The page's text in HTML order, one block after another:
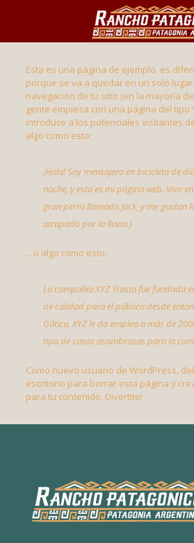
Esta es una página de ejemplo, es
porque se va a quedar en un solo
navegación de tu sitio (en la mayoría
gente empieza con una página del tipo
introduce a los potenciales visitantes
algo como esto:
¡Hola! Soy mensajero en bicicleta de
noche, y esta es mi página web. Vivo
gran perro llamado Jack, y me gustan
atrapado por la lluvia.)
…o algo como esto:
La compañia XYZ Trasto fue fundada
de calidad para el público desde
Gótica, XYZ le da empleo a más de
tipo de cosas asombrosas para la
Como nuevo usuario de WordPress,
escritorio para borrar esta página y
para tu contenido. Divertite!